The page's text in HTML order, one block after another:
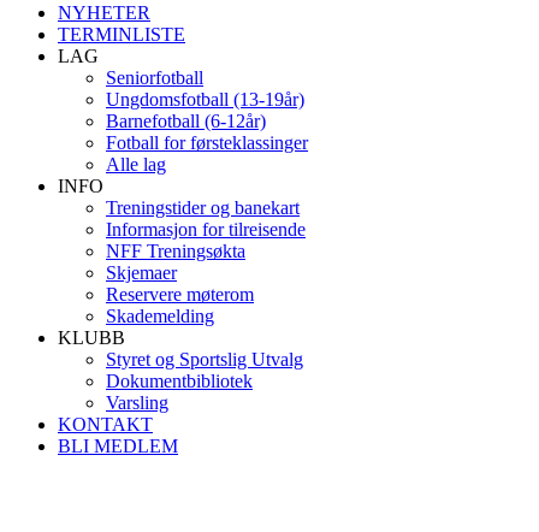
NYHETER
TERMINLISTE
LAG
Seniorfotball
Ungdomsfotball (13-19år)
Barnefotball (6-12år)
Fotball for førsteklassinger
Alle lag
INFO
Treningstider og banekart
Informasjon for tilreisende
NFF Treningsøkta
Skjemaer
Reservere møterom
Skademelding
KLUBB
Styret og Sportslig Utvalg
Dokumentbibliotek
Varsling
KONTAKT
BLI MEDLEM